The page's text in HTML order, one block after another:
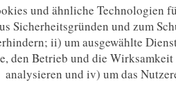
und ähnliche Technologien
Sicherheitsgründen und zum
ii) um ausgewählte
den Betrieb und die
analysieren und iv) um das